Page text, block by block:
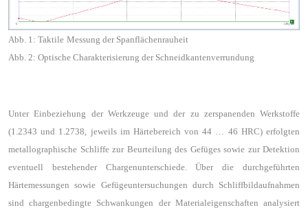
Abb. 1: Taktile Messung der Spanflächenrauheit
Abb. 2: Optische Charakterisierung der Schneidkantenverrundung
Unter Einbeziehung der Werkzeuge und der zu zerspanenden Werkstoffe
(1.2343 und 1.2738, jeweils im Härtebereich von 44 … 46 HRC) erfolgten
metallographische Schliffe zur Beurteilung des Gefüges sowie zur Detektion
eventuell bestehender Chargenunterschiede. Über die durchgeführten
Härtemessungen sowie Gefügeuntersuchungen durch Schliffbildaufnahmen
sind chargenbedingte Schwankungen der Materialeigenschaften analysiert